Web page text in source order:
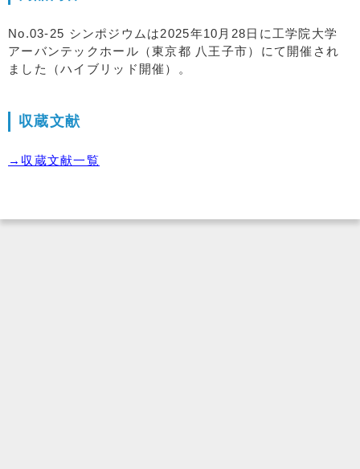
No.03-25 シンポジウムは2025年10月28日に工学院大学
アーバンテックホール（東京都 八王子市）にて開催され
ました（ハイブリッド開催）。
収蔵文献
→収蔵文献一覧